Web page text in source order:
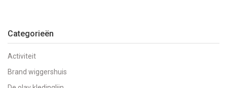
Categorieën
Activiteit
Brand wiggershuis